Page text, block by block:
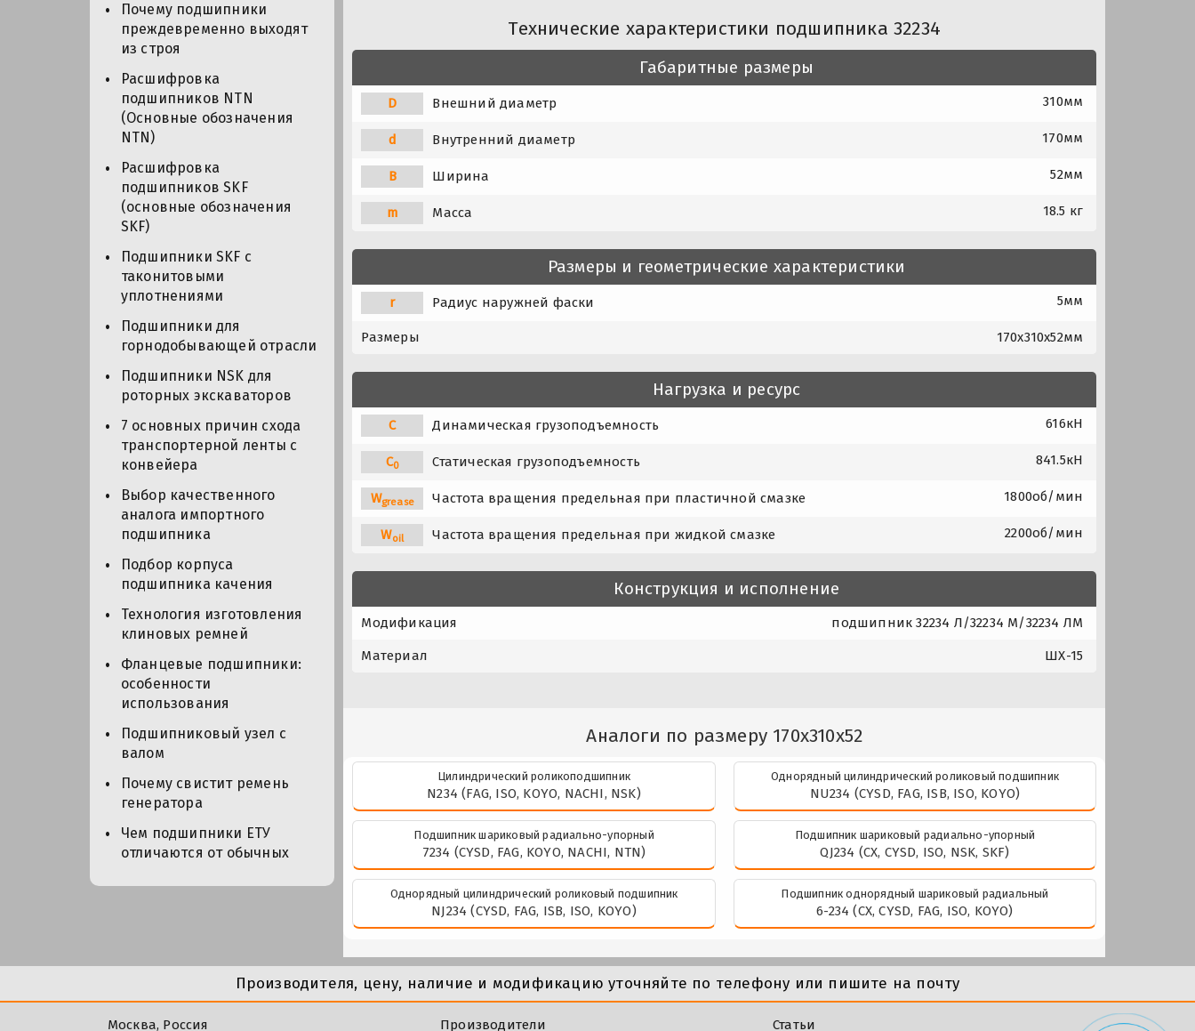
Почему подшипники
преждевременно выходят
из строя
Расшифровка
подшипников NTN
(Основные обозначения
NTN)
Расшифровка
подшипников SKF
(основные обозначения
SKF)
Подшипники SKF с
таконитовыми
уплотнениями
Подшипники для
горнодобывающей отрасли
Подшипники NSK для
роторных экскаваторов
7 основных причин схода
транспортерной ленты с
конвейера
Выбор качественного
аналога импортного
подшипника
Подбор корпуса
подшипника качения
Технология изготовления
клиновых ремней
Фланцевые подшипники:
особенности
использования
Подшипниковый узел с
валом
Почему свистит ремень
генератора
Чем подшипники ЕТУ
отличаются от обычных
Технические характеристики подшипника 32234
Габаритные размеры
D Внешний диаметр 310мм
d Внутренний диаметр 170мм
B Ширина 52мм
m Масса 18.5 кг
Размеры и геометрические характеристики
r Радиус наружней фаски 5мм
Размеры 170x310x52мм
Нагрузка и ресурс
C Динамическая грузоподъемность 616кН
C0 Статическая грузоподъемность 841.5кН
Wgrease Частота вращения предельная при пластичной смазке 1800об/мин
Woil Частота вращения предельная при жидкой смазке 2200об/мин
Конструкция и исполнение
Модификация подшипник 32234 Л/32234 М/32234 ЛМ
Материал ШХ-15
Аналоги по размеру 170x310x52
Цилиндрический роликоподшипник
N234 (FAG, ISO, KOYO, NACHI, NSK)
Однорядный цилиндрический роликовый подшипник
NU234 (CYSD, FAG, ISB, ISO, KOYO)
Подшипник шариковый радиально-упорный
7234 (CYSD, FAG, KOYO, NACHI, NTN)
Подшипник шариковый радиально-упорный
QJ234 (CX, CYSD, ISO, NSK, SKF)
Однорядный цилиндрический роликовый подшипник
NJ234 (CYSD, FAG, ISB, ISO, KOYO)
Подшипник однорядный шариковый радиальный
6-234 (CX, CYSD, FAG, ISO, KOYO)
Производителя, цену, наличие и модификацию уточняйте по телефону или пишите на почту
Москва, Россия Производители Статьи